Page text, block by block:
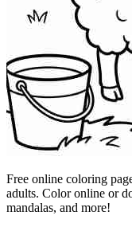
Free online coloring
adults. Color online or
mandalas, and more!